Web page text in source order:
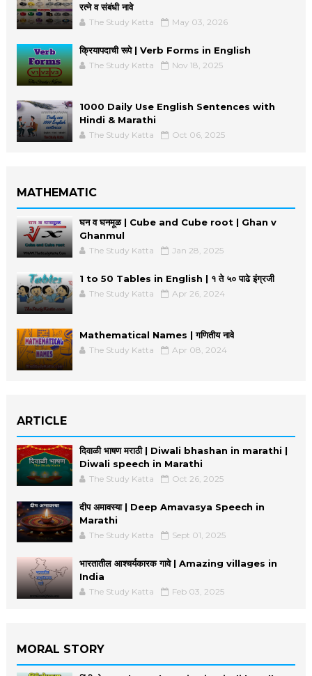
रत्ने व संबंधी नावे
The Study Katta May 03, 2026
क्रियापदाची रूपे | Verb Forms in English
The Study Katta Nov 18, 2025
1000 Daily Use English Sentences with
Hindi & Marathi
The Study Katta Oct 06, 2025
MATHEMATIC
घन व घनमूळ | Cube and Cube root | Ghan v
Ghanmul
The Study Katta Jan 28, 2025
1 to 50 Tables in English | १ ते ५० पाढे इंग्रजी
The Study Katta Apr 26, 2024
Mathematical Names | गणितीय नावे
The Study Katta Apr 08, 2024
ARTICLE
दिवाळी भाषण मराठी | Diwali bhashan in marathi |
Diwali speech in Marathi
The Study Katta Oct 26, 2025
दीप अमावस्या | Deep Amavasya Speech in
Marathi
The Study Katta Sept 01, 2025
भारतातील आश्चर्यकारक गावे | Amazing villages in
India
The Study Katta Feb 03, 2025
MORAL STORY